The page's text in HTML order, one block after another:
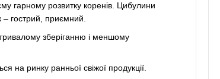
гарному розвитку коренів. Цибулини
– гострий, приємний.
зберіганню і меншому
на ринку ранньої свіжої продукції.